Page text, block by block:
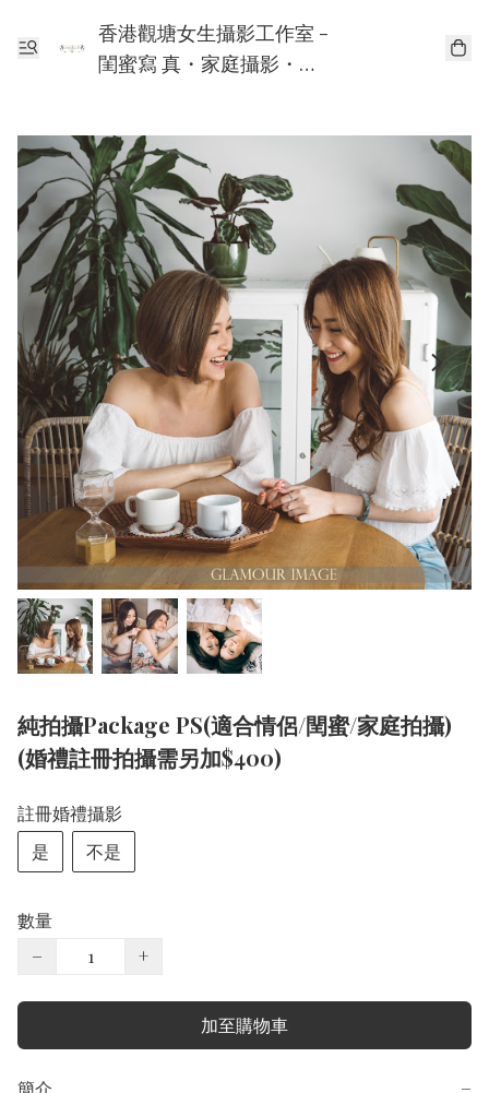
香港觀塘女生攝影工作室 -
閨蜜寫 真・家庭攝影・個
純拍攝Package PS(適合情侶/閏蜜/家庭拍攝)
(婚禮註冊拍攝需另加$400)
註冊婚禮攝影
是
不是
數量
−
+
加至購物車